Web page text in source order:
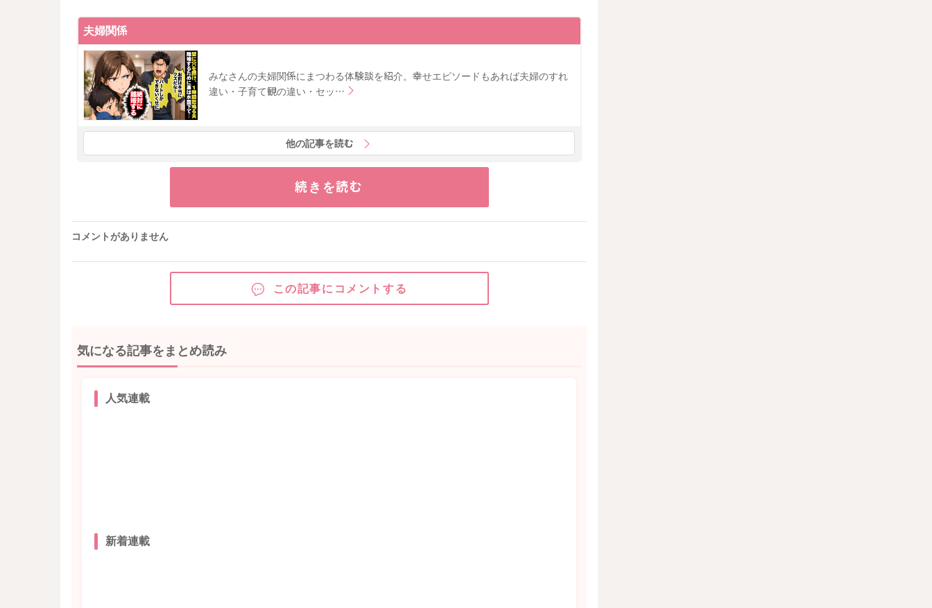
夫婦関係
みなさんの夫婦関係にまつわる体験談を紹介。幸せエピソードもあれば夫婦のすれ
違い・子育て観の違い・セッ…
他の記事を読む
続きを読む
コメントがありません
この記事にコメントする
気になる記事をまとめ読み
人気連載
新着連載